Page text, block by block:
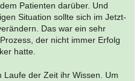
Patienten darüber. Und
Situation sollte sich im Jetzt-
Das war ein sehr
der nicht immer Erfolg
hatte.
Laufe der Zeit ihr Wissen. Um